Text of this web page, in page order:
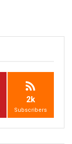
2k
Subscribers